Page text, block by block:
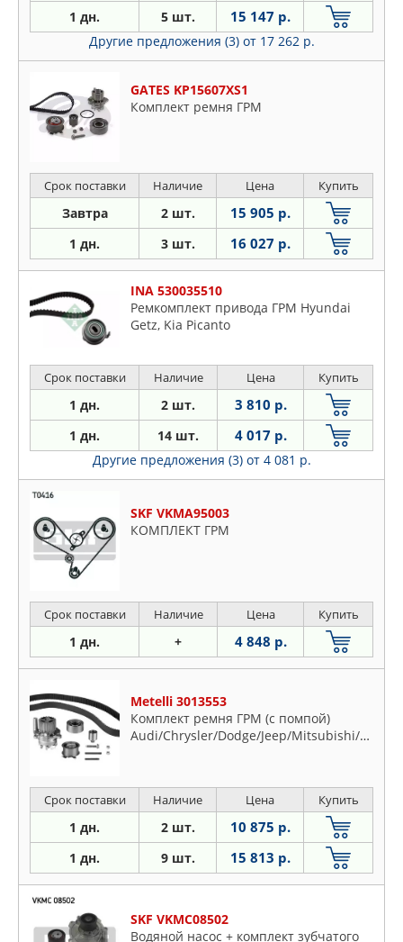
1 дн. 5 шт. 15 147 р.
Другие предложения (3) от 17 262 р.
GATES KP15607XS1
Комплект ремня ГРМ
Срок поставки Наличие Цена Купить
Завтра 2 шт. 15 905 р.
1 дн. 3 шт. 16 027 р.
INA 530035510
Ремкомплект привода ГРМ Hyundai
Getz, Kia Picanto
Срок поставки Наличие Цена Купить
1 дн. 2 шт. 3 810 р.
1 дн. 14 шт. 4 017 р.
Другие предложения (3) от 4 081 р.
SKF VKMA95003
КОМПЛЕКТ ГРМ
Срок поставки Наличие Цена Купить
1 дн. + 4 848 р.
Metelli 3013553
Комплект ремня ГРМ (с помпой)
Audi/Chrysler/Dodge/Jeep/Mitsubishi/Seat/Skoda/Volkswagen
Срок поставки Наличие Цена Купить
1 дн. 2 шт. 10 875 р.
1 дн. 9 шт. 15 813 р.
SKF VKMC08502
Водяной насос + комплект зубчатого